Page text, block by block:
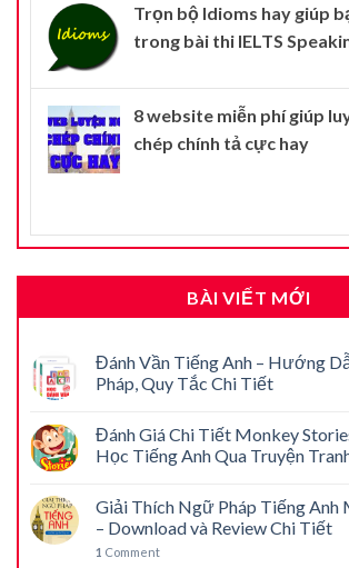
Trọn bộ Idioms hay giúp
trong bài thi IELTS
8 website miễn phí giúp
chép chính tả cực hay
BÀI VIẾT MỚI
Đánh Vần Tiếng Anh – Hướng
Pháp, Quy Tắc Chi Tiết
Đánh Giá Chi Tiết Monkey
Học Tiếng Anh Qua Truyện
Giải Thích Ngữ Pháp Tiếng Anh
– Download và Review Chi Tiết
1 Comment